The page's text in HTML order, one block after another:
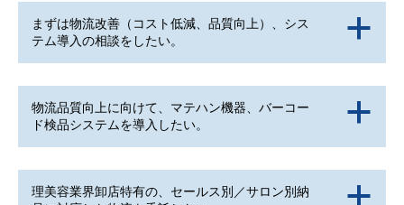
a
まずは物流改善（コスト低減、品質向上）、シス
テム導入の相談をしたい。
a
物流品質向上に向けて、マテハン機器、バーコー
ド検品システムを導入したい。
a
理美容業界卸店特有の、セールス別／サロン別納